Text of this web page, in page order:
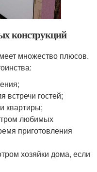
конструкций
множество плюсов.
встречи гостей;
квартиры;
любимых
приготовления
хозяйки дома, если